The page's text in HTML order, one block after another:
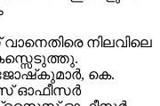
നിലവിലെ
കെ.
ഓഫീസർ